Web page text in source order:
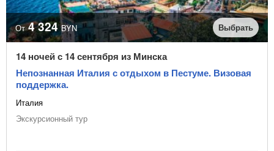
От 4 324 BYN Выбрать
14 ночей с 14 сентября из Минска
Непознанная Италия с отдыхом в Пестуме. Визовая
поддержка.
Италия
Экскурсионный тур